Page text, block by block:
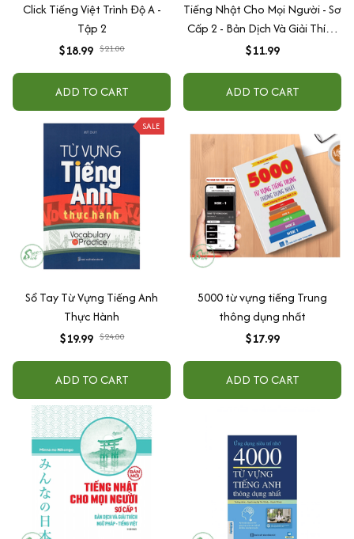
Click Tiếng Việt Trình Độ A -
Tập 2
$18.99 $21.00
ADD TO CART
Tiếng Nhật Cho Mọi Người - Sơ
Cấp 2 - Bản Dịch Và Giải Thích
Ngữ Pháp - Tiếng Việt (Bản
$11.99
ADD TO CART
SALE
Sổ Tay Từ Vựng Tiếng Anh
Thực Hành
$19.99 $24.00
ADD TO CART
5000 từ vựng tiếng Trung
thông dụng nhất
$17.99
ADD TO CART